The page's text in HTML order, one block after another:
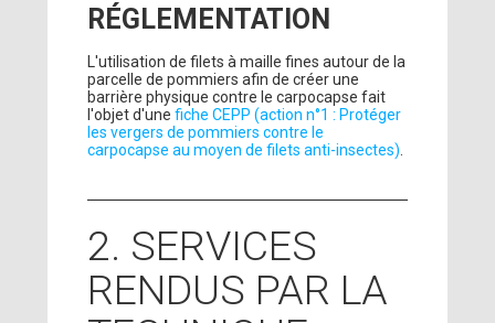
RÉGLEMENTATION
L'utilisation de filets à maille fines autour de la
parcelle de pommiers afin de créer une
barrière physique contre le carpocapse fait
l'objet d'unefiche CEPP (action n°1 : Protéger
les vergers de pommiers contre le
carpocapse au moyen de filets anti-insectes)
2. SERVICES
RENDUS PAR LA